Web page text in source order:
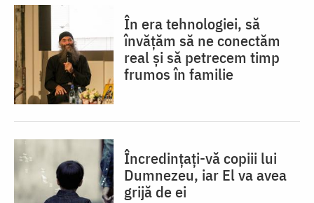
În era tehnologiei, să
învățăm să ne conectăm
real și să petrecem timp
frumos în familie
Încredințați-vă copiii lui
Dumnezeu, iar El va avea
grijă de ei